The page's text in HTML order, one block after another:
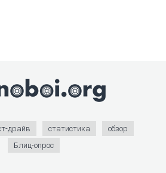
драйв статистика
обзор
Блиц-опрос